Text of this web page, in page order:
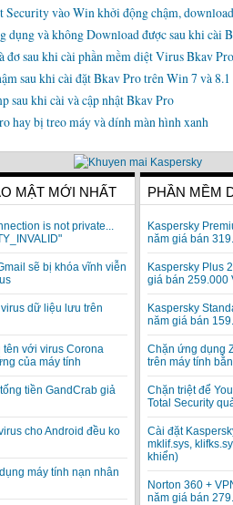
Security vào Win khởi động chậm,
dụng và không Download được sau khi cài
đơ sau khi cài phần mềm diệt Virus Bkav Pro
sau khi cài đặt Bkav Pro trên Win 7 và 8.1
sau khi cài và cập nhật Bkav Pro
hay bị treo máy và dính màn hình xanh
MẬT MỚI NHẤT
is not private...
sẽ bị khóa vĩnh viễn
dữ liệu lưu trên
tên với virus Corona
của máy tính
tiền GandCrab giả
cho Android đều ko
máy tính nạn nhân
PHẦN MỀM
Kaspersky
năm giá bán
Kaspersky Plus
giá bán 259.000
Kaspersky
năm giá bán
Chặn ứng dụng
trên máy tính
Chặn triệt để
Total Security
Cài đặt
mklif.sys,
khiển)
Norton 360 +
năm giá bán